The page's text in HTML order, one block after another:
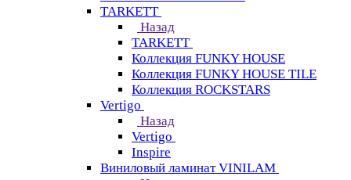
TARKETT
Назад
TARKETT
Коллекция FUNKY HOUSE
Коллекция FUNKY HOUSE TILE
Коллекция ROCKSTARS
Vertigo
Назад
Vertigo
Inspire
Виниловый ламинат VINILAM